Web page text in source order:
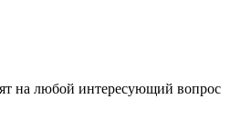
на любой интересующий вопрос